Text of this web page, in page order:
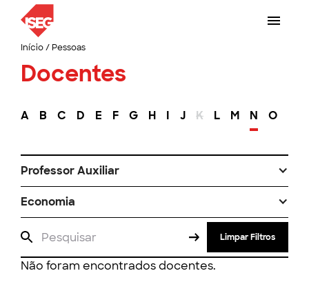
Início/ Pessoas
Docentes
A B C D E F G H I J K L M N O
Professor Auxiliar
Economia
Limpar Filtros
Não foram encontrados docentes.